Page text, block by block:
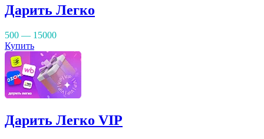
Дарить Легко
500 — 15000
Купить
Дарить Легко VIP